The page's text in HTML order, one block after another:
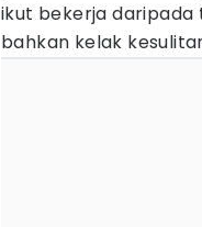
ikut bekerja daripada
bahkan kelak